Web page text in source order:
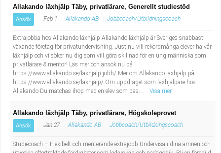
Kock, storhushåll
Undersköterska, vård- o specialavd. o mottagning
Bibliotekarie
Administrativ assistent
Allakando läxhjälp Täby, privatlärare, Generellt studiestöd
Ansök Feb 1 Allakando AB Jobbcoach/Utbildningscoach
Extrajobba hos Allakando läxhjälp Allakando läxhjälp är Sveriges snabbast
växande företag för privatundervisning. Just nu vill rekordmånga elever ha vår
läxhjälp och vi söker nu dig som vill göra skillnad för en ung människa som
privatlärare & mentor! Läs mer och ansök nu på
https://www.allakando.se/laxhjalp-jobb/ Mer om Allakando läxhjälp på
https://www.allakando.se/laxhjalp/ Om uppdraget som läxhjälpare hos
Allakando Du matchas ihop med en elev som pas...
Visa mer
Allakando läxhjälp Täby, privatlärare, Högskoleprovet
Ansök Jan 27 Allakando AB Jobbcoach/Utbildningscoach
Studiecoach – Flexibelt och meriterande extrajobb Undervisa i dina ämnen och